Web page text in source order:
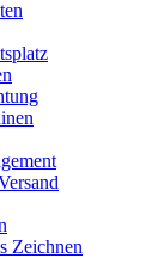
Zeichnen